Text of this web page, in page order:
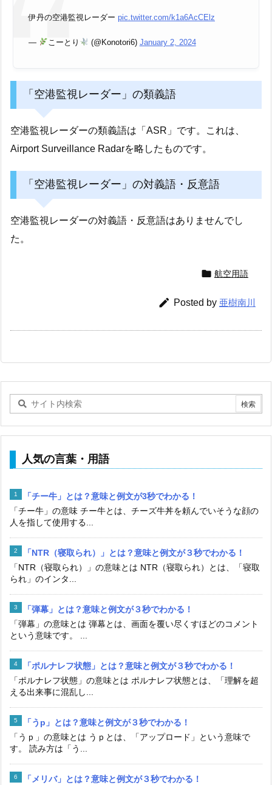
伊丹の空港監視レーダー pic.twitter.com/k1a6AcCElz
— こーとり (@Konotori6) January 2, 2024
「空港監視レーダー」の類義語
空港監視レーダーの類義語は「ASR」です。これは、
Airport Surveillance Radarを略したものです。
「空港監視レーダー」の対義語・反意語
空港監視レーダーの対義語・反意語はありませんでし
た。
 航空用語
 Posted by 亜樹南川
人気の言葉・用語
「チー牛」とは？意味と例文が3秒でわかる！
「チー牛」の意味 チー牛とは、チーズ牛丼を頼んでいそうな顔の
人を指して使用する...
「NTR（寝取られ）」とは？意味と例文が３秒でわかる！
「NTR（寝取られ）」の意味とは NTR（寝取られ）とは、「寝取
られ」のインタ...
「弾幕」とは？意味と例文が３秒でわかる！
「弾幕」の意味とは 弾幕とは、画面を覆い尽くすほどのコメント
という意味です。 ...
「ポルナレフ状態」とは？意味と例文が３秒でわかる！
「ポルナレフ状態」の意味とは ポルナレフ状態とは、「理解を超
える出来事に混乱し...
「うp」とは？意味と例文が３秒でわかる！
「うｐ」の意味とは うｐとは、「アップロード」という意味で
す。 読み方は「う...
「メリバ」とは？意味と例文が３秒でわかる！